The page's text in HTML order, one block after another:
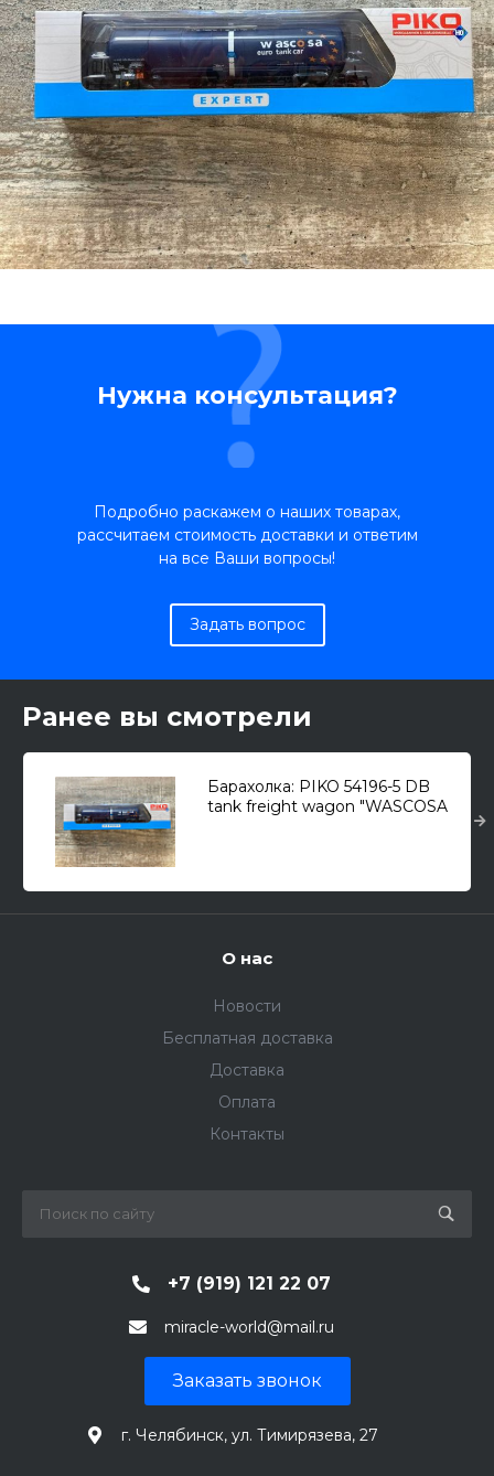
Нужна консультация?
Подробно раскажем о наших товарах,
рассчитаем стоимость доставки и ответим
на все Ваши вопросы!
Задать вопрос
Ранее вы смотрели
Барахолка: PIKO 54196-5 DB
tank freight wagon "WASCOSA
О нас
Новости
Бесплатная доставка
Доставка
Оплата
Контакты
+7 (919) 121 22 07
miracle-world@mail.ru
Заказать звонок
г. Челябинск, ул. Тимирязева, 27